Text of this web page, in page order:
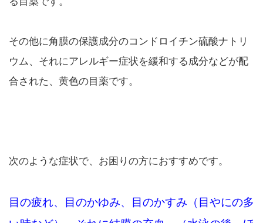
その他に角膜の保護成分のコンドロイチン硫酸ナトリ
ウム、それにアレルギー症状を緩和する成分などが配
合された、黄色の目薬です。
次のような症状で、お困りの方におすすめです。
目の疲れ、目のかゆみ、目のかすみ（目やにの多